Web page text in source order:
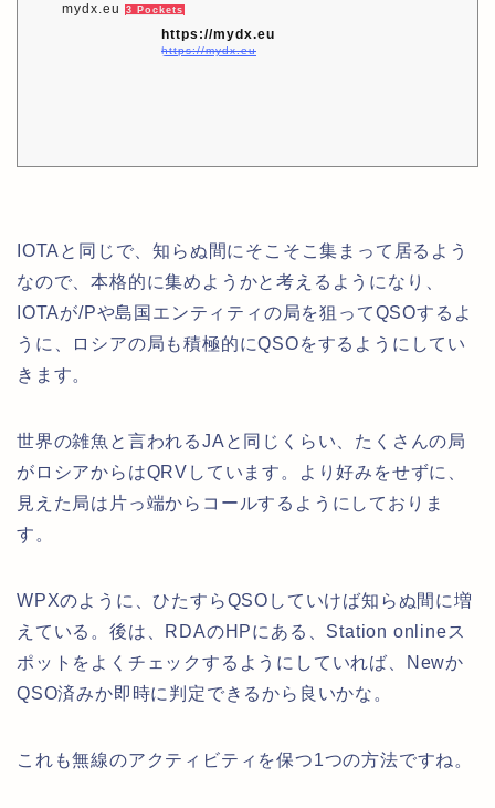
mydx.eu 3 Pockets
https://mydx.eu
https://mydx.eu
IOTAと同じで、知らぬ間にそこそこ集まって居るよう
なので、本格的に集めようかと考えるようになり、
IOTAが/Pや島国エンティティの局を狙ってQSOするよ
うに、ロシアの局も積極的にQSOをするようにしてい
きます。
世界の雑魚と言われるJAと同じくらい、たくさんの局
がロシアからはQRVしています。より好みをせずに、
見えた局は片っ端からコールするようにしておりま
す。
WPXのように、ひたすらQSOしていけば知らぬ間に増
えている。後は、RDAのHPにある、Station onlineス
ポットをよくチェックするようにしていれば、Newか
QSO済みか即時に判定できるから良いかな。
これも無線のアクティビティを保つ1つの方法ですね。